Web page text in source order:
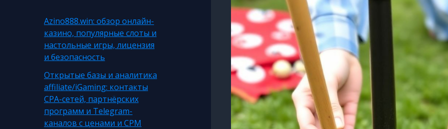
Azino888.win: обзор онлайн-
казино, популярные слоты и
настольные игры, лицензия
и безопасность
Открытые базы и аналитика
affiliate/iGaming: контакты
CPA-сетей, партнёрских
программ и Telegram-
каналов с ценами и CPM